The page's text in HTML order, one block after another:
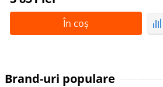
În coș
Brand-uri populare